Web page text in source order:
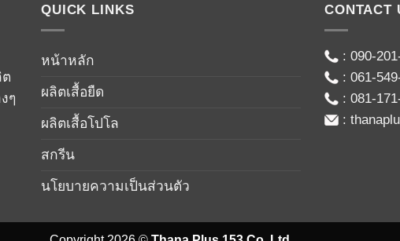
ๆ
QUICK LINKS
หน้าหลัก
ผลิตเสื้อยืด
ผลิตเสื้อโปโล
สกรีน
นโยบายความเป็นส่วนตัว
CONTACT
: 090-
: 061-
: 081-
: